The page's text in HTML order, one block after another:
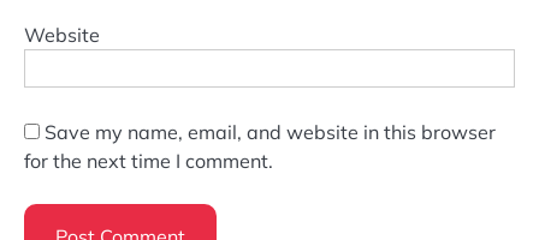
Website
Save my name, email, and website in this browser
for the next time I comment.